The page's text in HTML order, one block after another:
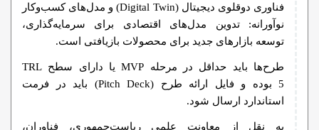
فناوری دوقلوی دیجیتال (Digital Twin) و مدل‌های کسب‌وکار
نوآورانه: تدوین مدل‌های اقتصادی برای سرمایه‌گذاری،
توسعه بازارهای جدید برای محصولات بازیافتی است.
طرح‌ها باید حداقل در مرحله MVP یا دارای سطح TRL
5 بوده و فایل ارائه طرح (Pitch Deck) باید در فرمت
استاندارد ارسال شود.
به نقل از معاونت علمی ریاست‌جمهوری، فناوران،